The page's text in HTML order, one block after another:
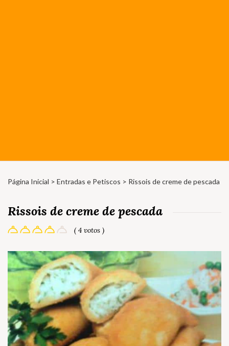
Página Inicial > Entradas e Petiscos > Rissois de creme de pescada
Rissois de creme de pescada
( 4 votos )